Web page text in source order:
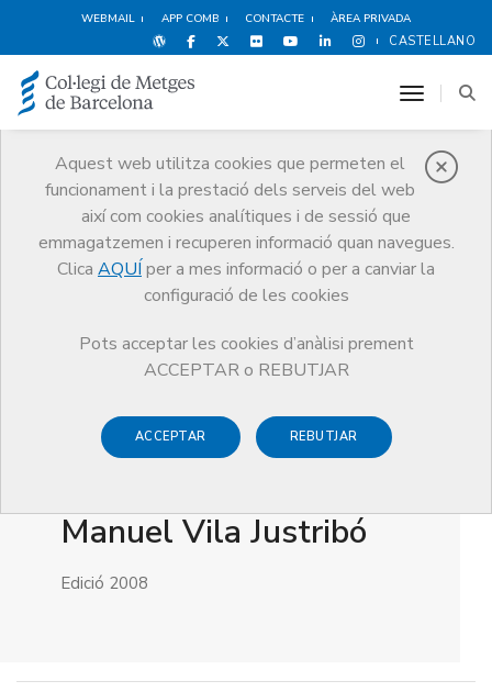
WEBMAIL APP COMB CONTACTE ÀREA PRIVADA
CASTELLANO
Aquest web utilitza cookies que permeten el
funcionament i la prestació dels serveis del web
així com cookies analítiques i de sessió que
emmagatzemen i recuperen informació quan navegues.
Clica AQUÍ per a mes informació o per a canviar la
configuració de les cookies
Pots acceptar les cookies d’anàlisi prement
ACCEPTAR o REBUTJAR
ACCEPTAR REBUTJAR
toggle
Premis
Premis Guardonat Edició 2008
Guardonat Edició 2008
Manuel Vila Justribó
Edició 2008